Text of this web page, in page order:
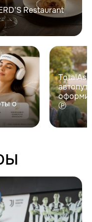
Restaurant
о
Ⓟ